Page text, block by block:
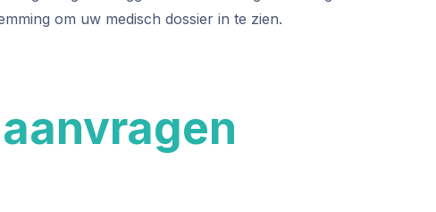
om uw medisch dossier in te zien.